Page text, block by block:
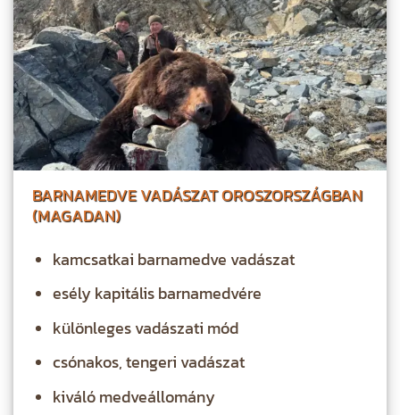
BARNAMEDVE VADÁSZAT OROSZORSZÁGBAN
(MAGADAN)
kamcsatkai barnamedve vadászat
esély kapitális barnamedvére
különleges vadászati mód
csónakos, tengeri vadászat
kiváló medveállomány